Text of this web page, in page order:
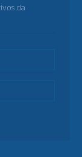
da